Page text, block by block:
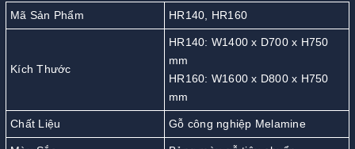
Mã Sản Phẩm HR140, HR160
Kích Thước
HR140: W1400 x D700 x H750
mm
HR160: W1600 x D800 x H750
mm
Chất Liệu Gỗ công nghiệp Melamine